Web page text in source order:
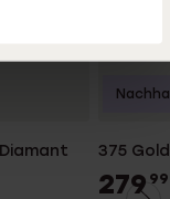
375
279 99